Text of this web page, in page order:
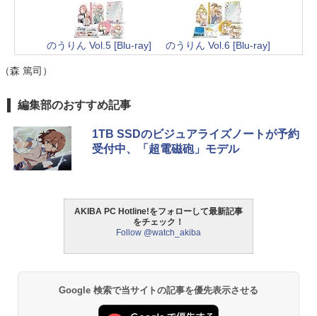
のうりん Vol.5 [Blu-ray] のうりん Vol.6 [Blu-ray]
（森 篤司）
編集部のおすすめ記事
1TB SSDのビジュアライズノートが予約
受付中、「超電磁砲」モデル
AKIBA PC Hotline!をフォローして最新記事
をチェック！
Follow @watch_akiba
Google 検索で当サイトの記事を優先表示させる